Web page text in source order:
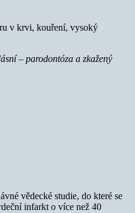
v krvi, kouření, vysoký
– parodontóza a zkažený
vědecké studie, do které se
infarkt o více než 40